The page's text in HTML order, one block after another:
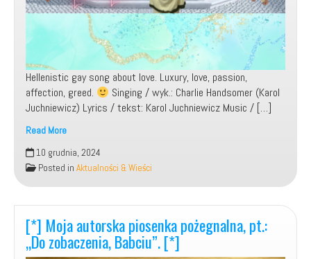
Hellenistic gay song about love. Luxury, love, passion,
affection, greed.
Singing / wyk.: Charlie Handsomer (Karol
Juchniewicz) Lyrics / tekst: Karol Juchniewicz Music / […]
Read More
Moja
autorska
piosenka
w
j.
angielskim
–
„Love,
10 grudnia, 2024
Posted in Aktualności & Wieści
[*] Moja autorska piosenka pożegnalna, pt.:
„Do zobaczenia, Babciu”. [*]